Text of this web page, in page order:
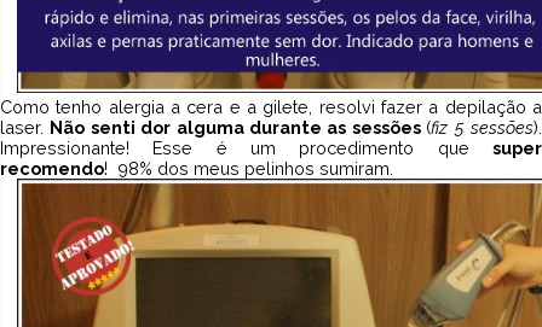
Como tenho alergia a cera e a gilete, resolvi fazer a depilação a
laser. Não senti dor alguma durante as sessões (fiz 5 sessões).
Impressionante! Esse é um procedimento que super
recomendo! 98% dos meus pelinhos sumiram.